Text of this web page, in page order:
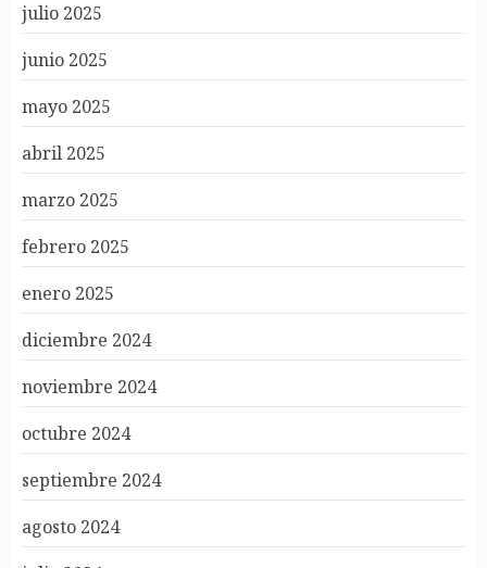
julio 2025
junio 2025
mayo 2025
abril 2025
marzo 2025
febrero 2025
enero 2025
diciembre 2024
noviembre 2024
octubre 2024
septiembre 2024
agosto 2024